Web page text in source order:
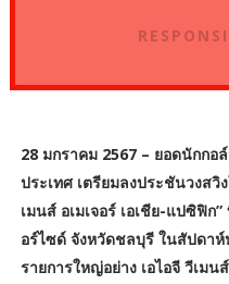
28 มกราคม 2567 – ยอดนักกอ
ประเทศ เตรียมลงประชันวงส
เมนส์ อเมเจอร์ เอเชีย-แปซิฟิ
อร์ไซด์ จังหวัดชลบุรี ในสัปดาห์
รายการใหญ่อย่าง เอไอจี วีเม